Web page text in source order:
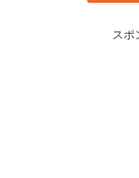
スポ